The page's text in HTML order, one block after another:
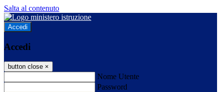
Salta al contenuto
Accedi
Accedi
button close ×
Nome Utente
Password